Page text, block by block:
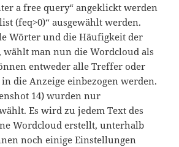
a free query“ angeklickt werden
(feq>0)“ ausgewählt werden.
Wörter und die Häufigkeit der
wählt man nun die Wordcloud als
entweder alle Treffer oder
die Anzeige einbezogen werden.
14) wurden nur
Es wird zu jedem Text des
Wordcloud erstellt, unterhalb
noch einige Einstellungen